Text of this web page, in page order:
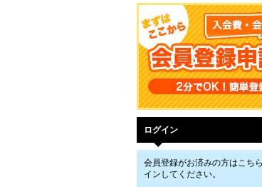
ログイン
会員登録がお済みの方はこち
インしてください。